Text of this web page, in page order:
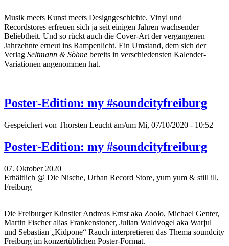
Musik meets Kunst meets Designgeschichte. Vinyl und
Recordstores erfreuen sich ja seit einigen Jahren wachsender
Beliebtheit. Und so rückt auch die Cover-Art der vergangenen
Jahrzehnte erneut ins Rampenlicht. Ein Umstand, dem sich der
Verlag Seltmann & Söhne bereits in verschiedensten Kalender-
Variationen angenommen hat.
Poster-Edition: my #soundcityfreiburg
Gespeichert von Thorsten Leucht am/um Mi, 07/10/2020 - 10:52
Poster-Edition: my #soundcityfreiburg
07. Oktober 2020
Erhältlich @ Die Nische, Urban Record Store, yum yum & still ill,
Freiburg
Die Freiburger Künstler Andreas Ernst aka Zoolo, Michael Genter,
Martin Fischer alias Frankenstoner, Julian Waldvogel aka Warjul
und Sebastian „Kidpone“ Rauch interpretieren das Thema soundcity
Freiburg im konzertüblichen Poster-Format.